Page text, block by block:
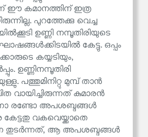
ഈ കമാനത്തിന് ഇത്ര
പുറത്തേക്കു വെച്ച
ഉണ്ണി നമ്പൂതിരിയുടെ
കേട്ടു. ഒപ്പം
കയ്യടിയും,
ഉണ്ണിനമ്പൂതിരി
പത്തുമിനിറ്റു മുമ്പ് താൻ
വായിച്ചിരുന്നത് കുമാരൻ
രണ്ടോ അപശബ്ദങ്ങൾ
കേട്ടതു വകവെയ്ക്കാതെ
തുടർന്നത്, ആ അപശബ്ദങ്ങൾ